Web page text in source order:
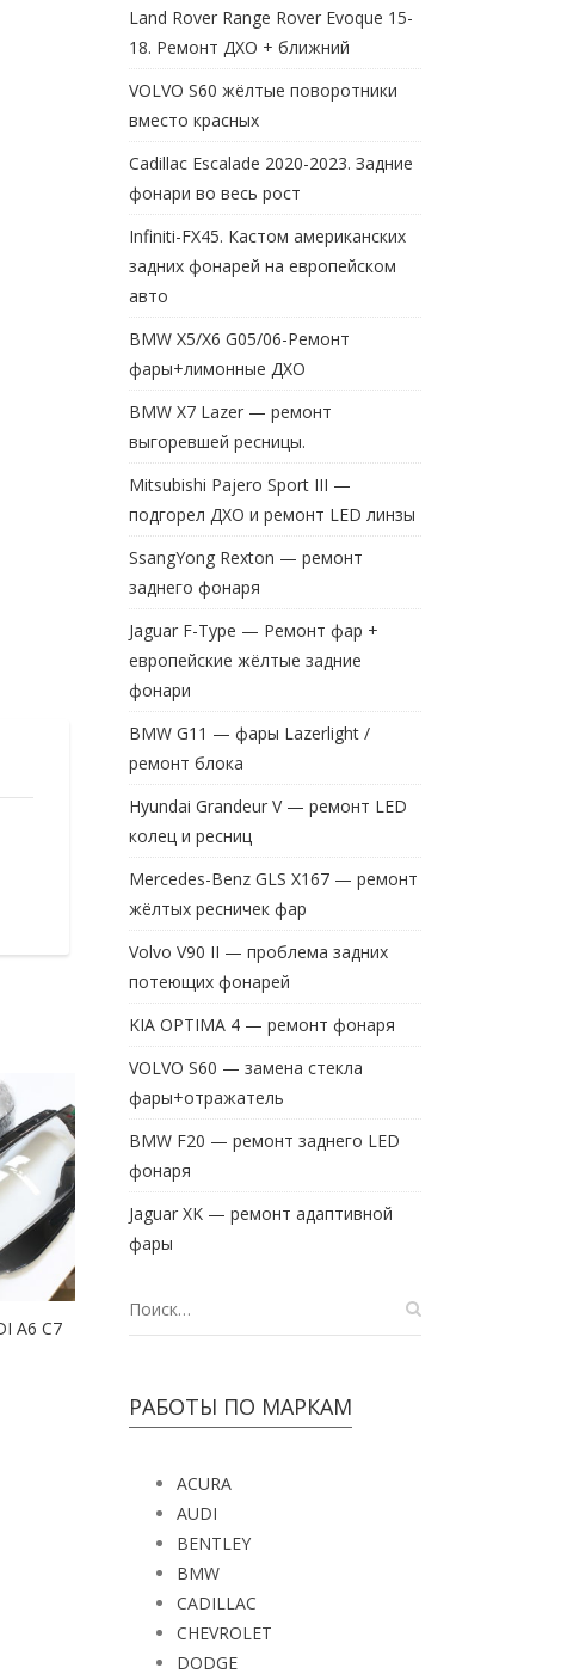
A6 C7
Land Rover Range Rover Evoque 15-
18. Ремонт ДХО + ближний
VOLVO S60 жёлтые поворотники
вместо красных
Cadillac Escalade 2020-2023. Задние
фонари во весь рост
Infiniti-FX45. Кастом американских
задних фонарей на европейском
авто
BMW X5/X6 G05/06-Ремонт
фары+лимонные ДХО
BMW X7 Lazer — ремонт
выгоревшей ресницы.
Mitsubishi Pajero Sport III —
подгорел ДХО и ремонт LED линзы
SsangYong Rexton — ремонт
заднего фонаря
Jaguar F-Type — Ремонт фар +
европейские жёлтые задние
фонари
BMW G11 — фары Lazerlight /
ремонт блока
Hyundai Grandeur V — ремонт LED
колец и ресниц
Mercedes-Benz GLS X167 — ремонт
жёлтых ресничек фар
Volvo V90 II — проблема задних
потеющих фонарей
KIA OPTIMA 4 — ремонт фонаря
VOLVO S60 — замена стекла
фары+отражатель
BMW F20 — ремонт заднего LED
фонаря
Jaguar XK — ремонт адаптивной
фары
РАБОТЫ ПО МАРКАМ
ACURA
AUDI
BENTLEY
BMW
CADILLAC
CHEVROLET
DODGE